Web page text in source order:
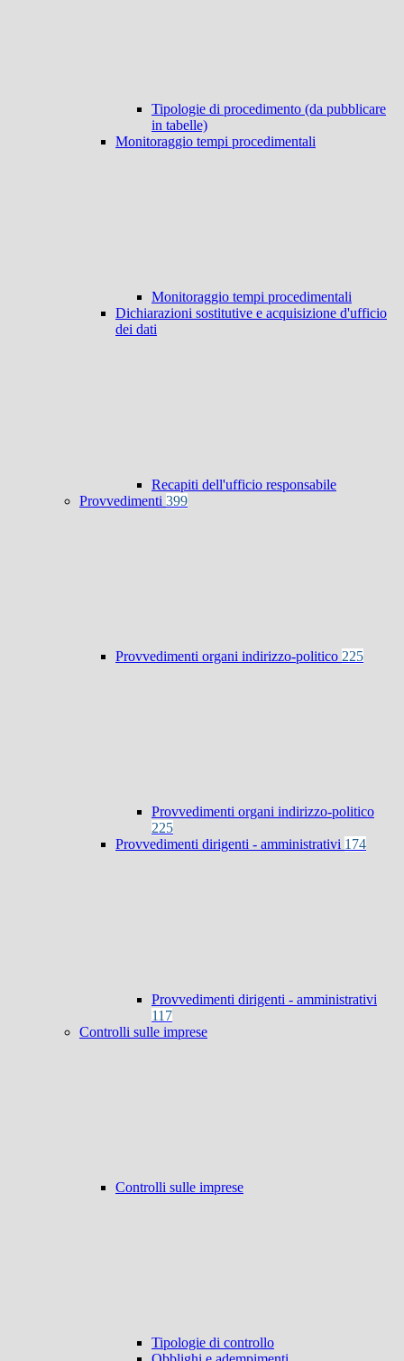
Tipologie di procedimento (da pubblicare
in tabelle)
Monitoraggio tempi procedimentali
Monitoraggio tempi procedimentali
Dichiarazioni sostitutive e acquisizione d'ufficio
dei dati
Recapiti dell'ufficio responsabile
Provvedimenti 399
Provvedimenti organi indirizzo-politico 225
Provvedimenti organi indirizzo-politico
225
Provvedimenti dirigenti - amministrativi 174
Provvedimenti dirigenti - amministrativi
117
Controlli sulle imprese
Controlli sulle imprese
Tipologie di controllo